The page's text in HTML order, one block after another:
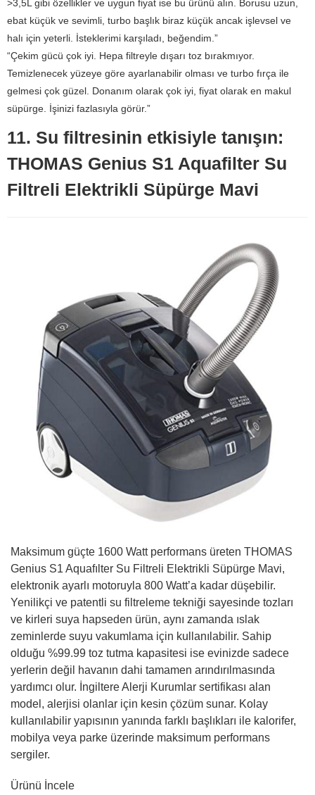
>3,5L gibi özellikler ve uygun fiyat ise bu ürünü alın. Borusu uzun,
ebat küçük ve sevimli, turbo başlık biraz küçük ancak işlevsel ve
halı için yeterli. İsteklerimi karşıladı, beğendim.”
“Çekim gücü çok iyi. Hepa filtreyle dışarı toz bırakmıyor.
Temizlenecek yüzeye göre ayarlanabilir olması ve turbo fırça ile
gelmesi çok güzel. Donanım olarak çok iyi, fiyat olarak en makul
süpürge. İşinizi fazlasıyla görür.”
11. Su filtresinin etkisiyle tanışın:
THOMAS Genius S1 Aquafilter Su
Filtreli Elektrikli Süpürge Mavi
Maksimum güçte 1600 Watt performans üreten THOMAS
Genius S1 Aquafılter Su Filtreli Elektrikli Süpürge Mavi,
elektronik ayarlı motoruyla 800 Watt’a kadar düşebilir.
Yenilikçi ve patentli su filtreleme tekniği sayesinde tozları
ve kirleri suya hapseden ürün, aynı zamanda ıslak
zeminlerde suyu vakumlama için kullanılabilir. Sahip
olduğu %99.99 toz tutma kapasitesi ise evinizde sadece
yerlerin değil havanın dahi tamamen arındırılmasında
yardımcı olur. İngiltere Alerji Kurumlar sertifikası alan
model, alerjisi olanlar için kesin çözüm sunar. Kolay
kullanılabilir yapısının yanında farklı başlıkları ile kalorifer,
mobilya veya parke üzerinde maksimum performans
sergiler.
Ürünü İncele